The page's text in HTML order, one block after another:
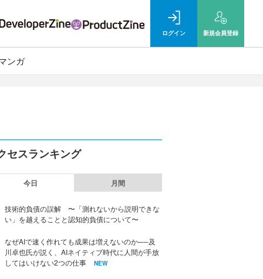
ログイン 新規会員登録
ンガ
セスランキング
今日 月間
技術的負債の誤解 〜「測れないから説明できな
い」を越えることと認知的負債について〜
なぜAIで速く作れても成果は増えないのか──及
川卓也氏が説く、AIネイティブ時代に人間が手放
してはいけない2つの仕事
NEW